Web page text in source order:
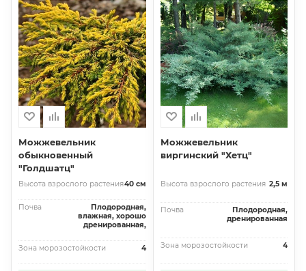
Можжевельник
обыкновенный
"Голдшатц"
Высота взрослого растения40 см
Почва
Плодородная,
влажная, хорошо
дренированная,
Зона морозостойкости 4
Можжевельник
виргинский "Хетц"
Высота взрослого растения 2,5 м
Почва
Плодородная,
дренированная
Зона морозостойкости 4